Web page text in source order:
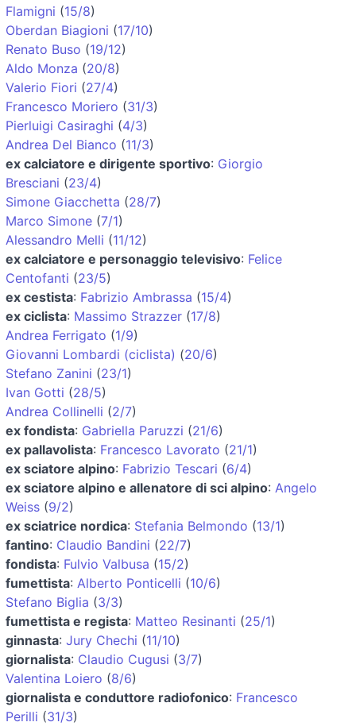
Flamigni (15/8)
Oberdan Biagioni (17/10)
Renato Buso (19/12)
Aldo Monza (20/8)
Valerio Fiori (27/4)
Francesco Moriero (31/3)
Pierluigi Casiraghi (4/3)
Andrea Del Bianco (11/3)
ex calciatore e dirigente sportivo: Giorgio
Bresciani (23/4)
Simone Giacchetta (28/7)
Marco Simone (7/1)
Alessandro Melli (11/12)
ex calciatore e personaggio televisivo: Felice
Centofanti (23/5)
ex cestista: Fabrizio Ambrassa (15/4)
ex ciclista: Massimo Strazzer (17/8)
Andrea Ferrigato (1/9)
Giovanni Lombardi (ciclista) (20/6)
Stefano Zanini (23/1)
Ivan Gotti (28/5)
Andrea Collinelli (2/7)
ex fondista: Gabriella Paruzzi (21/6)
ex pallavolista: Francesco Lavorato (21/1)
ex sciatore alpino: Fabrizio Tescari (6/4)
ex sciatore alpino e allenatore di sci alpino: Angelo
Weiss (9/2)
ex sciatrice nordica: Stefania Belmondo (13/1)
fantino: Claudio Bandini (22/7)
fondista: Fulvio Valbusa (15/2)
fumettista: Alberto Ponticelli (10/6)
Stefano Biglia (3/3)
fumettista e regista: Matteo Resinanti (25/1)
ginnasta: Jury Chechi (11/10)
giornalista: Claudio Cugusi (3/7)
Valentina Loiero (8/6)
giornalista e conduttore radiofonico: Francesco
Perilli (31/3)